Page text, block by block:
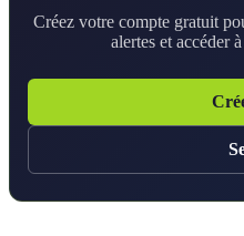
Créez votre compte gratuit
alertes et accéder